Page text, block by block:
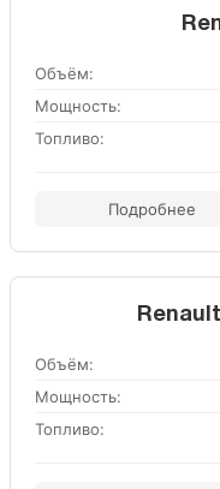
Объём:
Мощность:
Топливо:
Подробнее
Объём:
Мощность:
Топливо: